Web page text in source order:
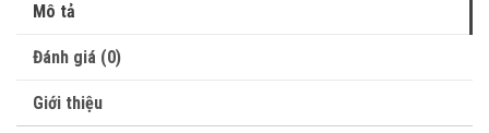
Mô tả
Đánh giá (0)
Giới thiệu